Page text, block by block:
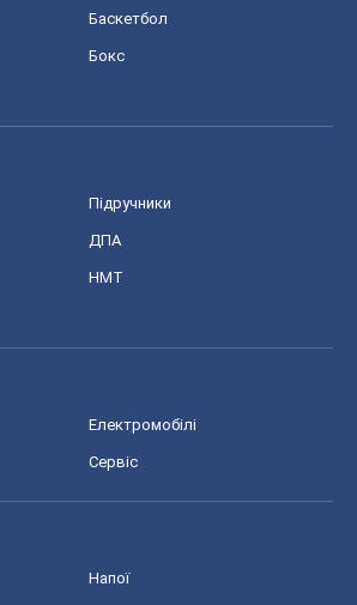
Баскетбол
Бокс
Підручники
ДПА
НМТ
Електромобілі
Сервіс
Напої